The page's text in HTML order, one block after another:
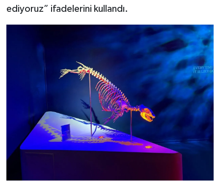
ediyoruz” ifadelerini kullandı.